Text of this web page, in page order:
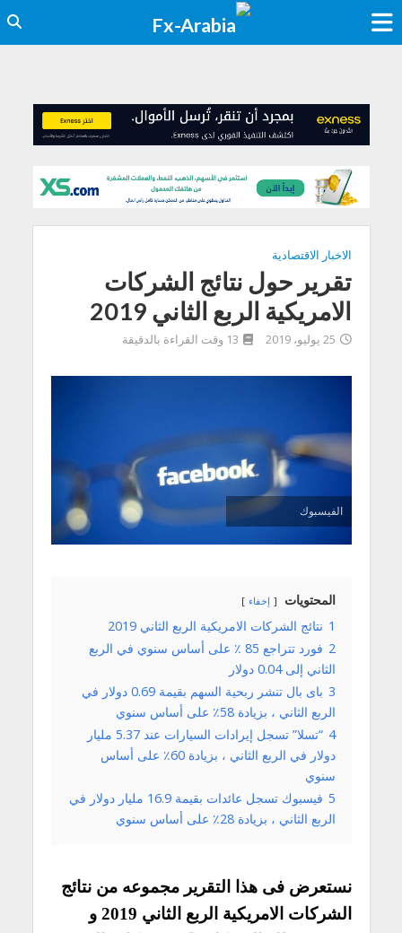
الاخبار الاقتصادية
تقرير حول نتائج الشركات
الامريكية الربع الثاني 2019
25 يوليو، 2019 13 وقت القراءة بالدقيقة
الفيسبوك
المحتويات إخفاء
1 نتائج الشركات الامريكية الربع الثاني 2019
2
فورد تتراجع 85 ٪ على أساس سنوي في الربع
الثاني إلى 0.04 دولار
3
باى بال تنشر ربحية السهم بقيمة 0.69 دولار في
الربع الثاني ، بزيادة 58٪ على أساس سنوي
4
“تسلا” تسجل إيرادات السيارات عند 5.37 مليار
دولار في الربع الثاني ، بزيادة 60٪ على أساس
سنوي
5
فيسبوك تسجل عائدات بقيمة 16.9 مليار دولار في
الربع الثاني ، بزيادة 28٪ على أساس سنوي
نستعرض فى هذا التقرير مجموعه من نتائج
الشركات الامريكية الربع الثاني 2019 و